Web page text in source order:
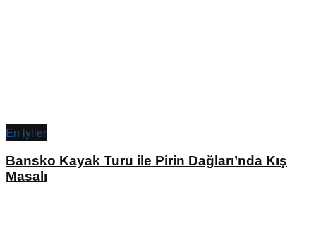
En iyiler
Bansko Kayak Turu ile Pirin Dağları’nda Kış
Masalı